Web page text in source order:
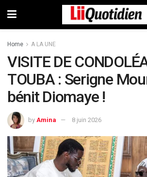
Home A LA UNE
VISITE DE
TOUBA : Serigne
bénit Diomaye !
by Amina 8 juin 2026